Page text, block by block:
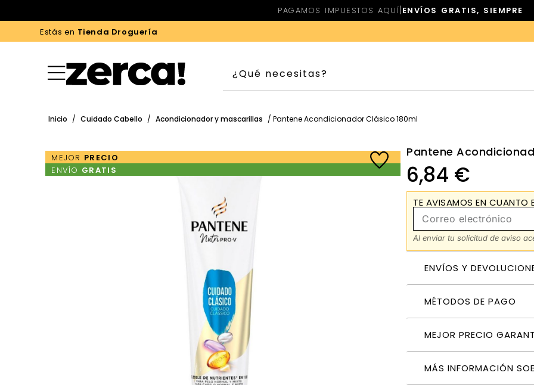
PAGAMOS IMPUESTOS AQUÍ| ENVÍOS GRATIS, SIEMPRE
Estás en Tienda Droguería
Inicio / Cuidado Cabello / Acondicionador y mascarillas / Pantene Acondicionador Clásico 180ml
MEJOR PRECIO
ENVÍO GRATIS
Pantene
6,84 €
TE AVISAMOS EN CUANTO
Al enviar tu solicitud de aviso
ENVÍOS Y
MÉTODOS DE PAGO
MEJOR PRECIO
MÁS INFORMACIÓN